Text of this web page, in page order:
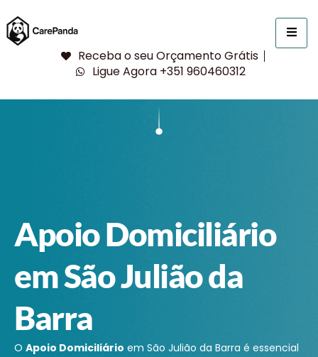
Receba o seu Orçamento Grátis
Ligue Agora +351 960460312
Apoio Domiciliário
em São Julião da
Barra
O Apoio Domiciliário em São Julião da Barra é essencial